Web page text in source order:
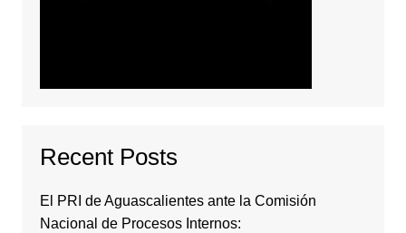
Recent Posts
El PRI de Aguascalientes ante la Comisión
Nacional de Procesos Internos: